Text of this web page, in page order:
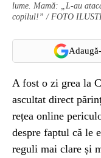
lume. Mamă: „L-au
copilul!” / FOTO
A fost o zi grea la
ascultat direct
rețea online
despre faptul că le
reguli mai clare și